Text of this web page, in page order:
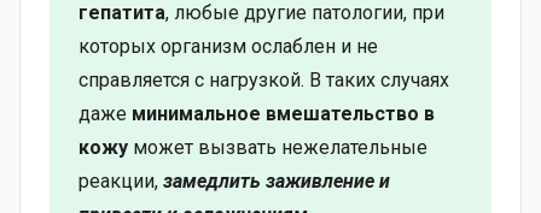
гепатита, любые другие патологии, при
которых организм ослаблен и не
справляется с нагрузкой. В таких случаях
даже минимальное вмешательство в
кожу может вызвать нежелательные
реакции, замедлить заживление и